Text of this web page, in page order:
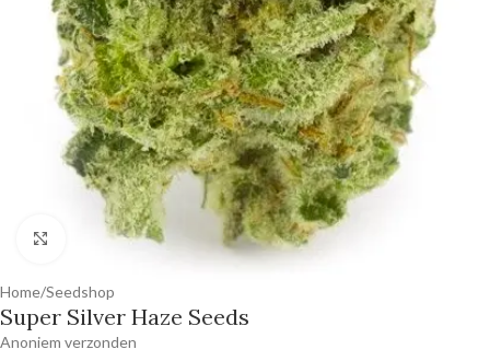
Click to enlarge
Home/Seedshop
Super Silver Haze Seeds
Anoniem verzonden